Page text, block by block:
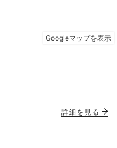
詳細を見る